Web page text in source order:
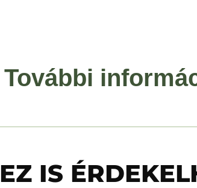
További
EZ IS